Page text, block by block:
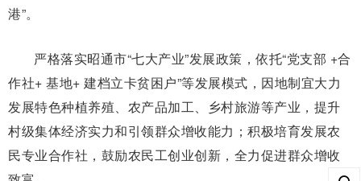
港”。
严格落实昭通市“七大产业”发展政策，依托“党支部 +合
作社+ 基地+ 建档立卡贫困户”等发展模式，因地制宜大力
发展特色种植养殖、农产品加工、乡村旅游等产业，提升
村级集体经济实力和引领群众增收能力；积极培育发展农
民专业合作社，鼓励农民工创业创新，全力促进群众增收